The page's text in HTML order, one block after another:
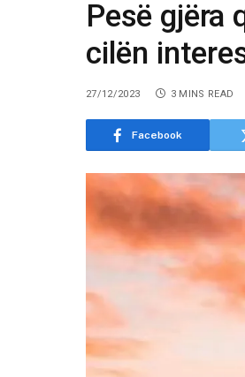
Pesë gjëra
cilën
27/12/2023 3 MINS READ
Facebook